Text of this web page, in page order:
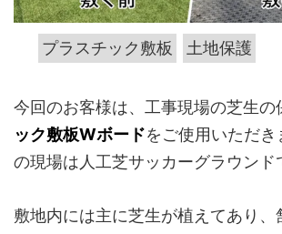
プラスチック敷板 土地保護
今回のお客様は、工事現場の芝生の
ック敷板Wボードをご使用いただき
の現場は人工芝サッカーグラウンド
敷地内には主に芝生が植えてあり、